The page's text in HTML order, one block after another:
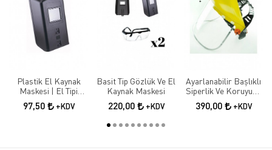
Plastik El Kaynak
Maskesi | El Tipi
Koruyucu Kaynakçı
Maskesi
97,50 +KDV
Basit Tip Gözlük Ve El
Kaynak Maskesi
220,00 +KDV
Ayarlanabilir Başlıklı
Siperlik Ve Koruyucu
İş Gözlüğü
390,00 +KDV